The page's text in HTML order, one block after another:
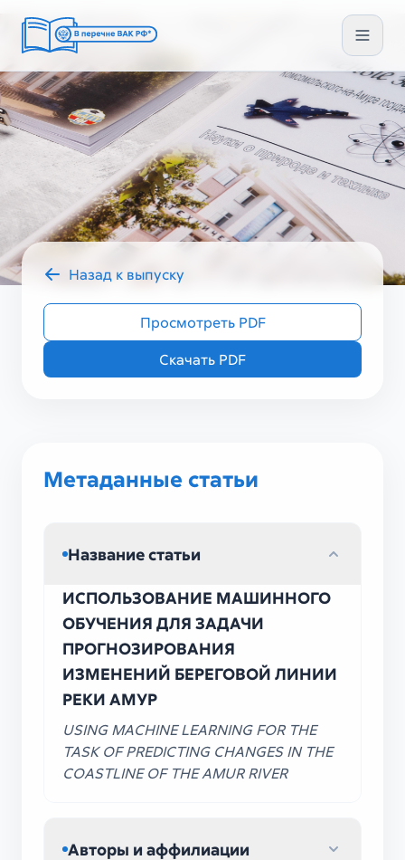
УЗ ТЕХ III (83)
Назад к выпуску
Просмотреть PDF
Скачать PDF
Метаданные статьи
Название статьи
ИСПОЛЬЗОВАНИЕ МАШИННОГО
ОБУЧЕНИЯ ДЛЯ ЗАДАЧИ
ПРОГНОЗИРОВАНИЯ
ИЗМЕНЕНИЙ БЕРЕГОВОЙ ЛИНИИ
РЕКИ АМУР
USING MACHINE LEARNING FOR THE
TASK OF PREDICTING CHANGES IN THE
COASTLINE OF THE AMUR RIVER
Авторы и аффилиации